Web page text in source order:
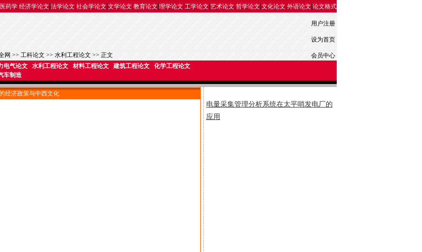
医药学|经济学论文|法学论文|社会学论文|文学论文|教育论文|理学论文|工学论文|艺术论文|哲学论文|文化论文|外语论文|论文格式
用户注册
设为首页
网>>工科论文>>水利工程论文>> 正文
会员中心
电气论文 水利工程论文 材料工程论文 建筑工程论文
化学工程论文
车制造
经济政策与中西文化
电量采集管理分析系统在太平哨发电厂的
应用